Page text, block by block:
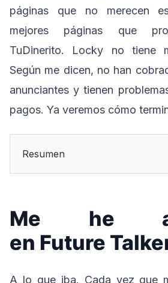
páginas que no merecen
mejores páginas que
TuDinerito. Locky no tiene
Según me dicen, no han
anunciantes y tienen
pagos. Ya veremos cómo
Resumen
Me he
en Future
A lo que iba. Cada vez que